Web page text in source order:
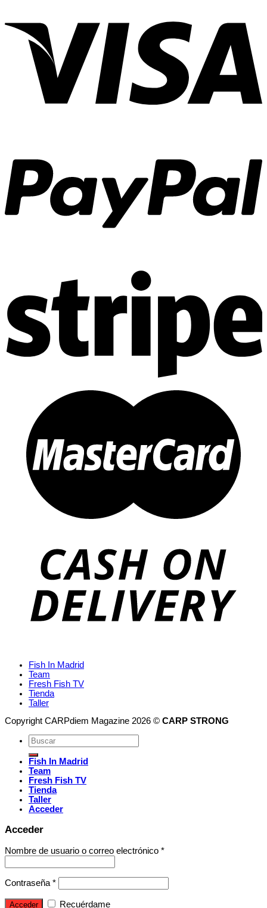
Fish In Madrid
Team
Fresh Fish TV
Tienda
Taller
Copyright CARPdiem Magazine 2026 © CARP STRONG
Fish In Madrid
Team
Fresh Fish TV
Tienda
Taller
Acceder
Acceder
Nombre de usuario o correo electrónico *
Contraseña *
Acceder Recuérdame